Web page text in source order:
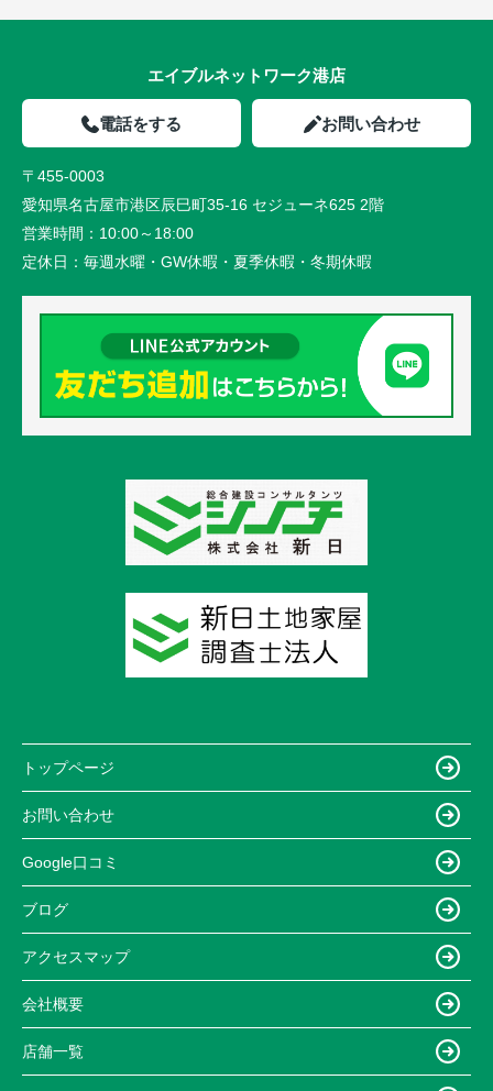
エイブルネットワーク港店
電話をする お問い合わせ
〒455-0003
愛知県名古屋市港区辰巳町35-16 セジューネ625 2階
営業時間： 10:00～18:00
定休日： 毎週水曜・GW休暇・夏季休暇・冬期休暇
トップページ
お問い合わせ
Google口コミ
ブログ
アクセスマップ
会社概要
店舗一覧